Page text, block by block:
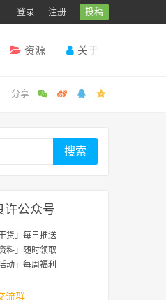
登录 注册 投稿
资源 关于
搜索
许公众号
货」每日推送
料」随时领取
动」每周福利
流群